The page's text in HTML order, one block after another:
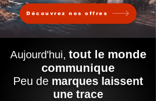
Découvrez nos offres
Aujourd'hui, tout le monde
communique
Peu de marques laissent
une trace